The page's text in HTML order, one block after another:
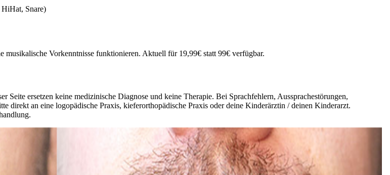
Snare)
musikalische Vorkenntnisse funktionieren. Aktuell für 19,99€ statt 99€ verfügbar.
ersetzen keine medizinische Diagnose und keine Therapie. Bei Sprachfehlern, Aussprachestörungen,
direkt an eine logopädische Praxis, kieferorthopädische Praxis oder deine Kinderärztin / deinen Kinderarzt.